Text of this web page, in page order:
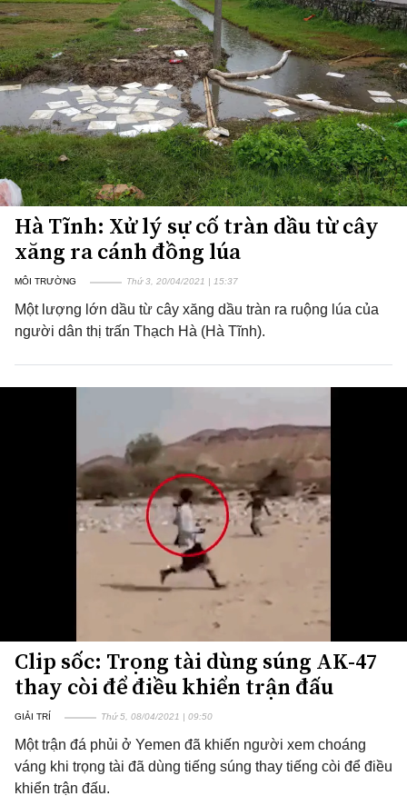
Hà Tĩnh: Xử lý sự cố tràn dầu từ cây
xăng ra cánh đồng lúa
MÔI TRƯỜNG Thứ 3, 20/04/2021 | 15:37
Một lượng lớn dầu từ cây xăng dầu tràn ra ruộng lúa của
người dân thị trấn Thạch Hà (Hà Tĩnh).
Clip sốc: Trọng tài dùng súng AK-47
thay còi để điều khiển trận đấu
GIẢI TRÍ Thứ 5, 08/04/2021 | 09:50
Một trận đá phủi ở Yemen đã khiến người xem choáng
váng khi trọng tài đã dùng tiếng súng thay tiếng còi để điều
khiển trận đấu.